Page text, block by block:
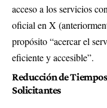
acceso a los servicios
oficial en X
propósito “acercar el
eficiente y accesible”.
Reducción de
Solicitantes